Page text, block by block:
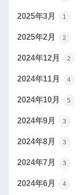
2025年3月 1
2025年2月 2
2024年12月 2
2024年11月 4
2024年10月 5
2024年9月 3
2024年8月 3
2024年7月 3
2024年6月 4